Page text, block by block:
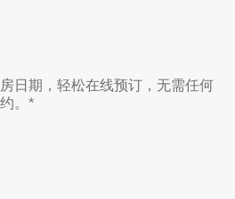
日期，轻松在线预订，无需任何
。*